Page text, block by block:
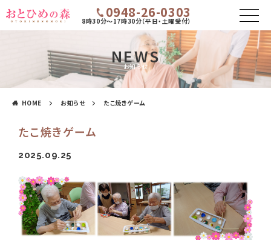
0948-26-0303
8時30分～17時30分（平日・土曜受付）
NEWS
お知らせ
HOME お知らせ たこ焼きゲーム
たこ焼きゲーム
2025.09.25